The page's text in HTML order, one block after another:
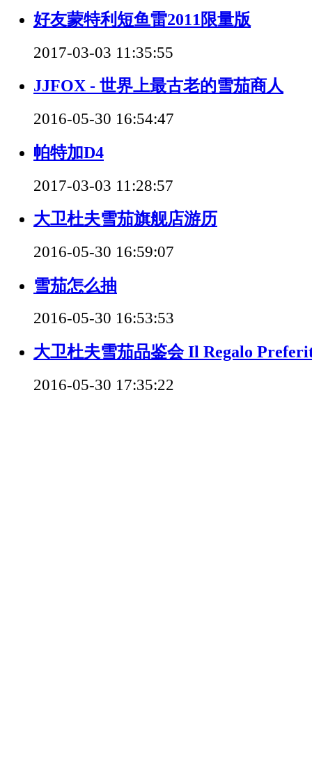
好友蒙特利短鱼雷2011限量版
2017-03-03 11:35:55
JJFOX - 世界上最古老的雪茄商人
2016-05-30 16:54:47
帕特加D4
2017-03-03 11:28:57
大卫杜夫雪茄旗舰店游历
2016-05-30 16:59:07
雪茄怎么抽
2016-05-30 16:53:53
大卫杜夫雪茄品鉴会 Il Regalo
2016-05-30 17:35:22